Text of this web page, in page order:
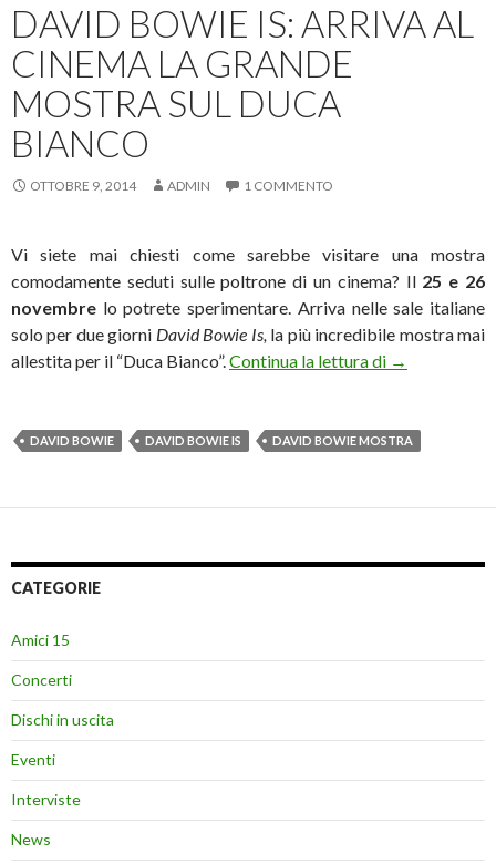
DAVID BOWIE IS: ARRIVA AL
CINEMA LA GRANDE
MOSTRA SUL DUCA
BIANCO
OTTOBRE 9, 2014 ADMIN 1 COMMENTO
Vi siete mai chiesti come sarebbe visitare una mostra
comodamente seduti sulle poltrone di un cinema? Il 25 e 26
novembre lo potrete sperimentare. Arriva nelle sale italiane
solo per due giorni David Bowie Is, la più incredibile mostra mai
allestita per il “Duca Bianco”.Continua la lettura di David Bowie
→
DAVID BOWIE DAVID BOWIE IS DAVID BOWIE MOSTRA
CATEGORIE
Amici 15
Concerti
Dischi in uscita
Eventi
Interviste
News